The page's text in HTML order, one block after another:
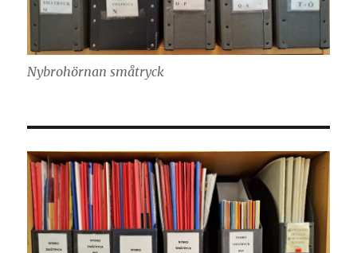
Nybrohörnan småtryck